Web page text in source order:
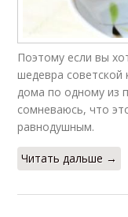
Поэтому если вы
шедевра советской
дома по одному из
сомневаюсь, что
равнодушным.
Читать дальше →